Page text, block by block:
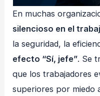
En muchas
silencioso en el
la seguridad, la
efecto “Sí, jefe”. Se
que los trabajadores
superiores por miedo